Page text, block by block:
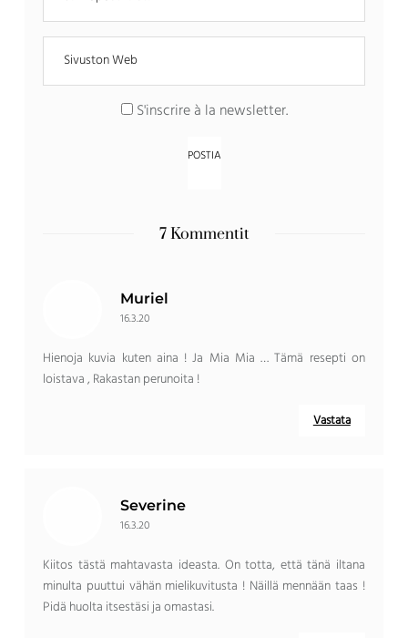
S'inscrire à la newsletter.
7 Kommentit
Muriel
16.3.20
Hienoja kuvia kuten aina ! Ja Mia Mia … Tämä resepti on
loistava , Rakastan perunoita !
Vastata
Severine
16.3.20
Kiitos tästä mahtavasta ideasta. On totta, että tänä iltana
minulta puuttui vähän mielikuvitusta ! Näillä mennään taas !
Pidä huolta itsestäsi ja omastasi.